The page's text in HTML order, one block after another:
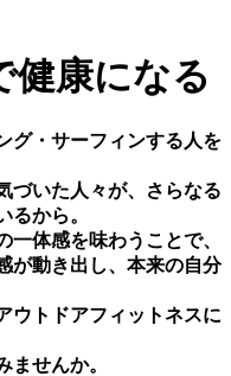
健康になる
グ・サーフィンする⼈を
づいた⼈々が、さらなる
るから。
体感を味わうことで、
が動き出し、本来の⾃分
ウトドアフィットネスに
ませんか。